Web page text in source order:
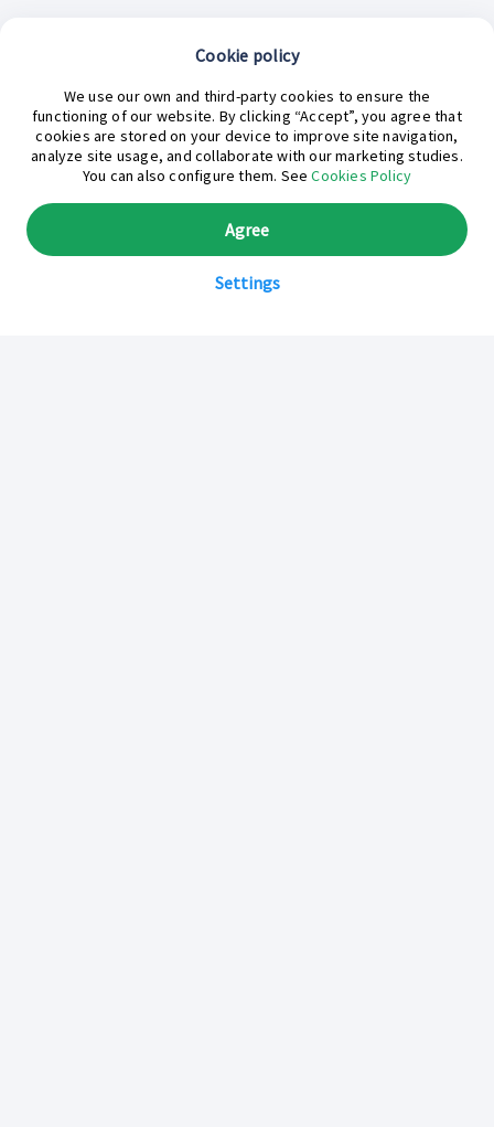
¿En qué podemos ayudarte hoy?
Cookie policy
We use our own and third-party cookies to ensure the
functioning of our website. By clicking “Accept”, you agree that
cookies are stored on your device to improve site navigation,
analyze site usage, and collaborate with our marketing studies.
You can also configure them. SeeCookies Policy
Settings
Agree